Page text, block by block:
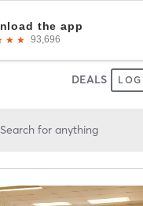
DEALS
Search for anything